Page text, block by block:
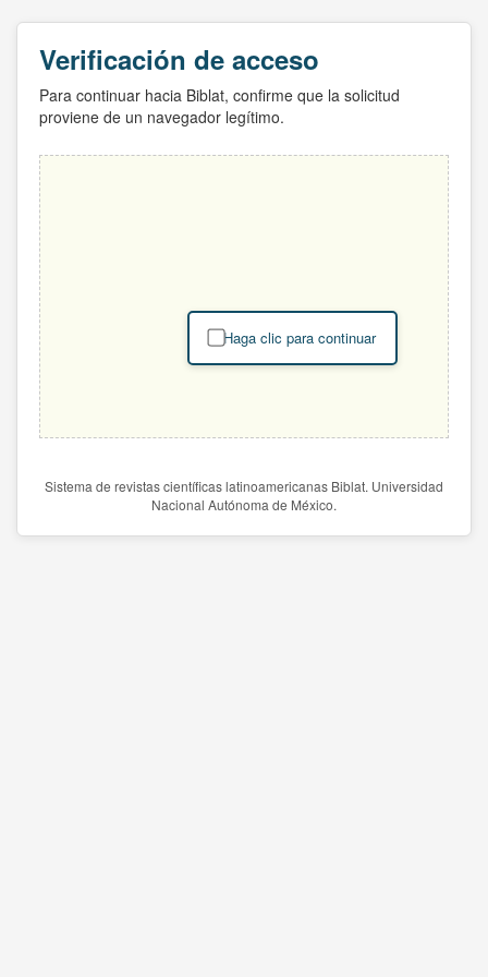
Verificación de acceso
Para continuar hacia Biblat, confirme que la solicitud
proviene de un navegador legítimo.
Haga clic para continuar
Sistema de revistas científicas latinoamericanas Biblat. Universidad
Nacional Autónoma de México.